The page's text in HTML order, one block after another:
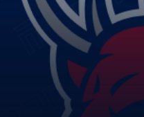
Амур
Барыс
Салават Юлаев
Сибирь